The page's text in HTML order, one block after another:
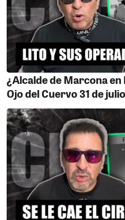
pronóstico reservado. Es
de la Policía Nacional afine
estos crímenes, que no traen
ciudad.
¿Alcalde de Marcona
Ojo del Cuervo 31 de